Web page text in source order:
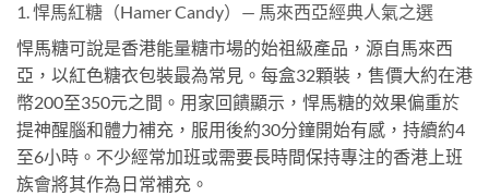
1. 悍馬紅糖（Hamer Candy）— 馬來西亞經典人氣之選
悍馬糖可說是香港能量糖市場的始祖級產品，源自馬來西
亞，以紅色糖衣包裝最為常見。每盒32顆裝，售價大約在港
幣200至350元之間。用家回饋顯示，悍馬糖的效果偏重於
提神醒腦和體力補充，服用後約30分鐘開始有感，持續約4
至6小時。不少經常加班或需要長時間保持專注的香港上班
族會將其作為日常補充。